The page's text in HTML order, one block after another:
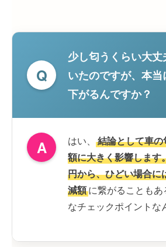
Q
少し匂うくらい大
いたのですが、本
下がるんですか？
A はい、
結論として車
額に大きく影響します
円から、ひどい場合に
減額に繋がることも
なチェックポイントな